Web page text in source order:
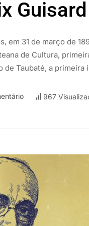
31 de março de
de Cultura,
Taubaté, a
967